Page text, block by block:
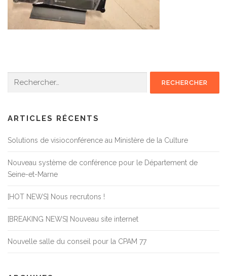
ARTICLES RÉCENTS
Solutions de visioconférence au Ministère de la Culture
Nouveau système de conférence pour le Département de
Seine-et-Marne
[HOT NEWS] Nous recrutons !
[BREAKING NEWS] Nouveau site internet
Nouvelle salle du conseil pour la CPAM 77